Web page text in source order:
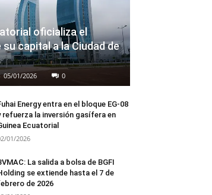
oficializa el
capital a la Ciudad de
05/01/2026 0
Energy entra en el bloque EG-08
refuerza la inversión gasífera en
Ecuatorial
01/2026
La salida a bolsa de BGFI
se extiende hasta el 7 de
de 2026